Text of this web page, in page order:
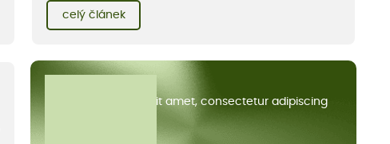
nim pár řádků o tom, jak tento jedinečný kus krajiny vznikl.
celý článek
Lorem ipsum dolor sit amet, consectetur adipiscing